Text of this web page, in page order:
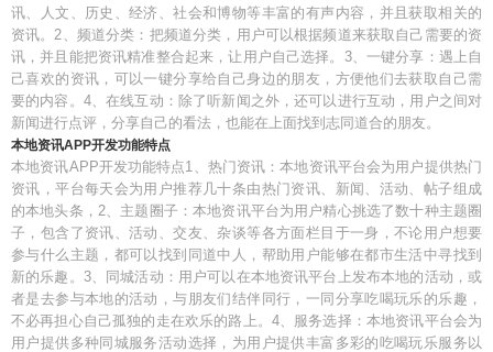
讯、人文、历史、经济、社会和博物等丰富的有声内容，并且获取相关的
资讯。2、频道分类：把频道分类，用户可以根据频道来获取自己需要的资
讯，并且能把资讯精准整合起来，让用户自己选择。3、一键分享：遇上自
己喜欢的资讯，可以一键分享给自己身边的朋友，方便他们去获取自己需
要的内容。4、在线互动：除了听新闻之外，还可以进行互动，用户之间对
新闻进行点评，分享自己的看法，也能在上面找到志同道合的朋友。
本地资讯APP开发功能特点
本地资讯APP开发功能特点1、热门资讯：本地资讯平台会为用户提供热门
资讯，平台每天会为用户推荐几十条由热门资讯、新闻、活动、帖子组成
的本地头条，2、主题圈子：本地资讯平台为用户精心挑选了数十种主题圈
子，包含了资讯、活动、交友、杂谈等各方面栏目于一身，不论用户想要
参与什么主题，都可以找到同道中人，帮助用户能够在都市生活中寻找到
新的乐趣。3、同城活动：用户可以在本地资讯平台上发布本地的活动，或
者是去参与本地的活动，与朋友们结伴同行，一同分享吃喝玩乐的乐趣，
不必再担心自己孤独的走在欢乐的路上。4、服务选择：本地资讯平台会为
用户提供多种同城服务活动选择，为用户提供丰富多彩的吃喝玩乐服务以